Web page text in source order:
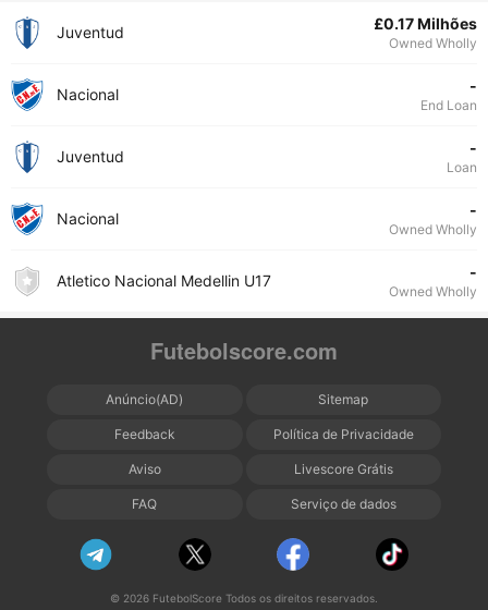
Juventud £0.17 Milhões
Owned Wholly
Nacional -
End Loan
Juventud -
Loan
Nacional -
Owned Wholly
Atletico Nacional Medellin U17 -
Owned Wholly
Futebolscore.com
Anúncio(AD) Sitemap
Feedback Política de Privacidade
Aviso Livescore Grátis
FAQ Serviço de dados
© 2026 FutebolScore Todos os direitos reservados.